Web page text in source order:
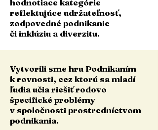
hodnotiace kategórie
reflektujúce udržateľnosť,
zodpovedné podnikanie
či inklúziu a diverzitu.
Vytvorili sme hru Podnikaním
k rovnosti, cez ktorú sa mladí
ľudia učia riešiť rodovo
špecifické problémy
v spoločnosti prostredníctvom
podnikania.